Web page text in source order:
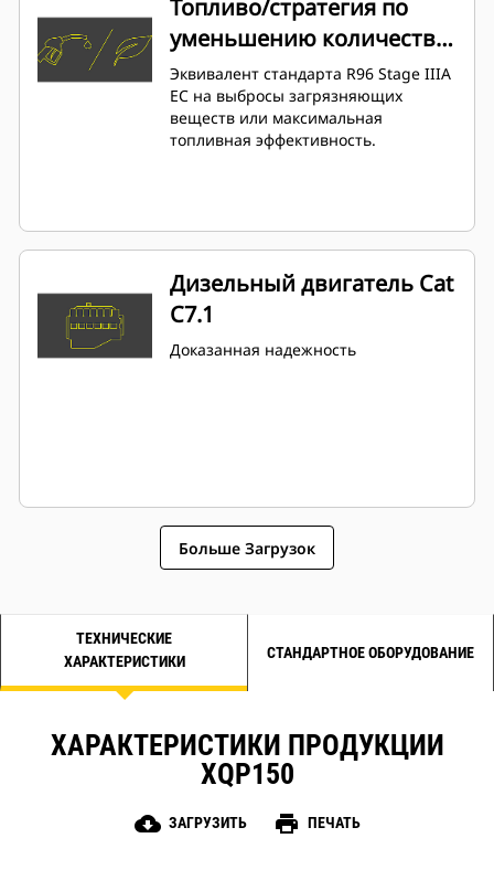
Топливо/стратегия по
уменьшению количества
выбросов
Эквивалент стандарта R96 Stage IIIA
ЕС на выбросы загрязняющих
веществ или максимальная
топливная эффективность.
Дизельный двигатель Cat
C7.1
Доказанная надежность
Больше Загрузок
ТЕХНИЧЕСКИЕ
ХАРАКТЕРИСТИКИ
СТАНДАРТНОЕ ОБОРУДОВАНИЕ
ХАРАКТЕРИСТИКИ ПРОДУКЦИИ
XQP150
cloud_download ЗАГРУЗИТЬ print ПЕЧАТЬ